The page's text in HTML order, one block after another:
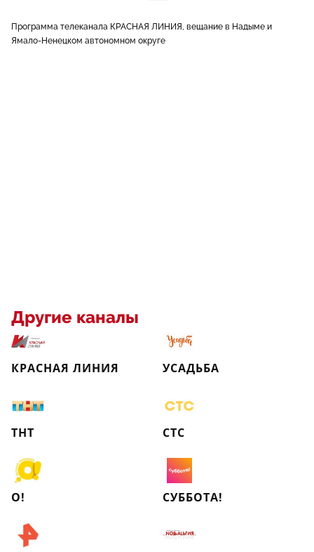
Программа телеканала КРАСНАЯ ЛИНИЯ, вещание в Надыме и
Ямало-Ненецком автономном округе
Другие каналы
КРАСНАЯ ЛИНИЯ УСАДЬБА
ТНТ СТС
О! СУББОТА!